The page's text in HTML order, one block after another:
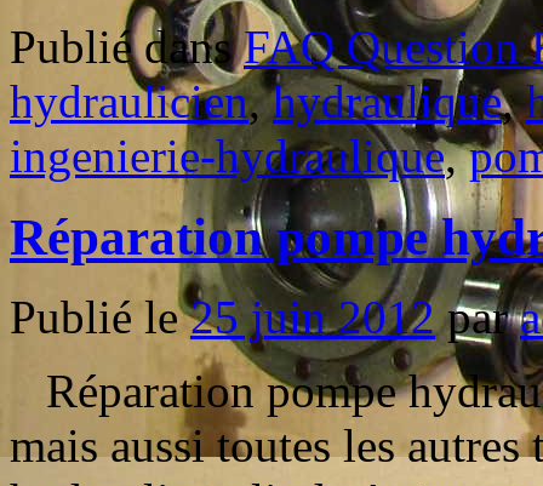
Publié dans FAQ Question
hydraulicien,hydraulique,
ingenierie-hydraulique,
Réparation pompe
Publié le 25 juin 2012 par
Réparation pompe
mais aussi toutes les